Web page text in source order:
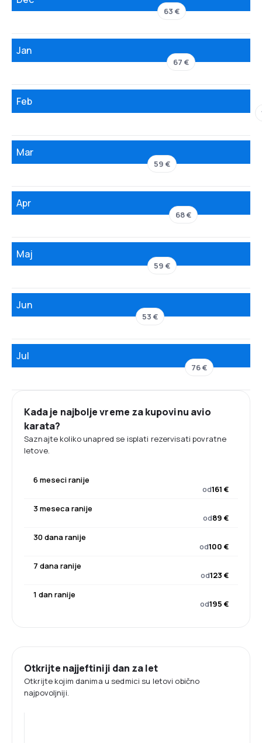
63 €
Jan
67 €
Feb
Mar
59 €
Apr
68 €
Maj
59 €
Jun
53 €
Jul
76 €
Kada je najbolje vreme za kupovinu avio
karata?
Saznajte koliko unapred se isplati rezervisati povratne
letove.
6 meseci ranije
od161 €
3 meseca ranije
od89 €
30 dana ranije
od100 €
7 dana ranije
od123 €
1 dan ranije
od195 €
Otkrijte najjeftiniji dan za let
Otkrijte kojim danima u sedmici su letovi obično
najpovoljniji.